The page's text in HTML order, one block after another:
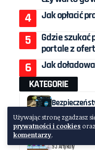
Używając stronę zgadzasz
prywatności i cookies oraz
komentarzy.
Jak opłacić
Gdzie szukać
portale z
Jak
KATEGORIE
27 Artykuły
Biznes
93 Artykuły